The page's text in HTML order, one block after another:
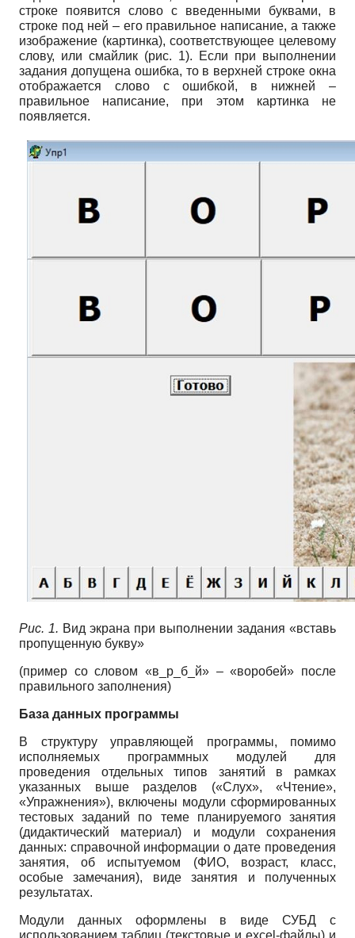
строке появится слово с введенными буквами, в
строке под ней – его правильное написание, а также
изображение (картинка), соответствующее целевому
слову, или смайлик (рис. 1). Если при выполнении
задания допущена ошибка, то в верхней строке окна
отображается слово с ошибкой, в нижней –
правильное написание, при этом картинка не
появляется.
Рис. 1. Вид экрана при выполнении задания «вставь
пропущенную букву»
(пример со словом «в_р_б_й» – «воробей» после
правильного заполнения)
База данных программы
В структуру управляющей программы, помимо
исполняемых программных модулей для
проведения отдельных типов занятий в рамках
указанных выше разделов («Слух», «Чтение»,
«Упражнения»), включены модули сформированных
тестовых заданий по теме планируемого занятия
(дидактический материал) и модули сохранения
данных: справочной информации о дате проведения
занятия, об испытуемом (ФИО, возраст, класс,
особые замечания), виде занятия и полученных
результатах.
Модули данных оформлены в виде СУБД с
использованием таблиц (текстовые и excel-файлы) и